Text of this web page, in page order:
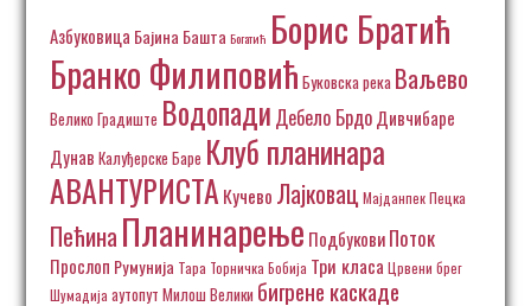
Азбуковица Бајина Башта Богатић Борис Братић
Бранко Филиповић Буковска река Ваљево
Велико Градиште Водопади Дебело БрдоДивчибаре
Дунав Калуђерске Баре Клуб планинара
АВАНТУРИСТА Кучево Лајковац Мајданпек Пецка
Пећина Планинарење ПодбуковиПоток
Прослоп Румунија Тара Торничка Бобија Три класа Црвени брег
Шумадија аутопут Милош Велики бигрене каскаде